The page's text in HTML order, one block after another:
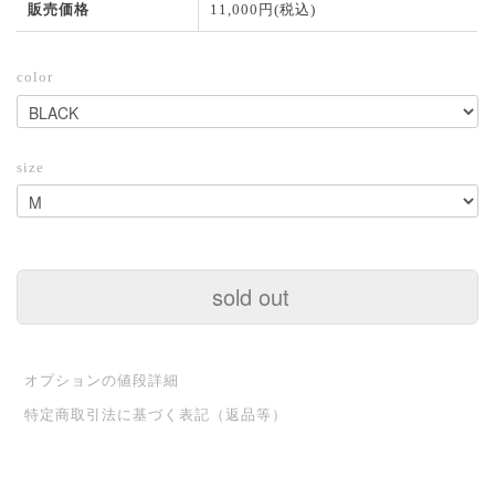
販売価格 11,000円(税込)
color
size
sold out
オプションの値段詳細
特定商取引法に基づく表記（返品等）